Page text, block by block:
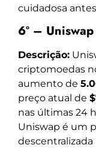
cuidadosa
6º –
Descrição:
criptomoedas
aumento de
preço atual de
nas últimas 24
Uniswap é um
descentralizada